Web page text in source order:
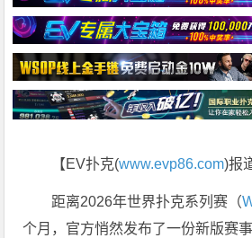
【EV扑克(www.evp86.com)报
距离2026年世界扑克系列赛（
个月，官方悄然发布了一份新版赛事